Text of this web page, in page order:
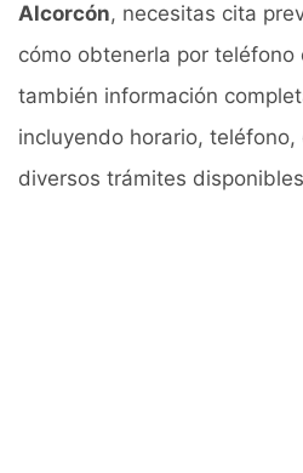
Alcorcón, necesitas cita
cómo obtenerla por teléfono
también información
incluyendo horario, teléfono,
diversos trámites